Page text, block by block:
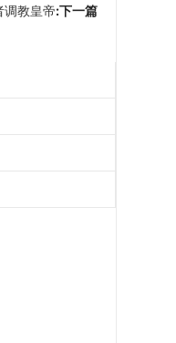
调教皇帝:下一篇